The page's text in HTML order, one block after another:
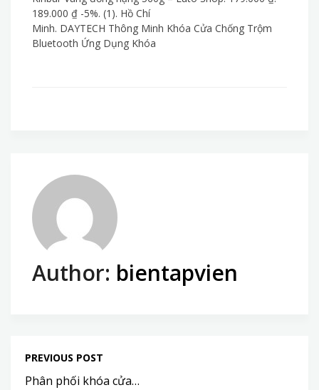
189.000 ₫ -5%. (1). Hồ Chí
Minh. DAYTECH Thông Minh Khóa Cửa Chống Trộm
Bluetooth Ứng Dụng Khóa
Author: bientapvien
PREVIOUS POST
Phân phối khóa cửa…